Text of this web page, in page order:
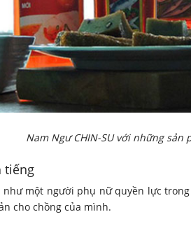
Nam Ngư CHIN-SU với những sản
tiếng
như một người phụ nữ quyền lực
cho chồng của mình.